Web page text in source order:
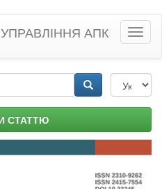
АПК
СТАТТЮ